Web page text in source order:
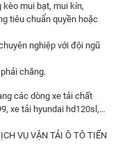
mui bạt, mui kín,
tiêu chuẩn quyền hoặc
nghiệp với đội ngũ
chăng.
các dòng xe tải chất
, xe tải hyundai hd120sl ,…